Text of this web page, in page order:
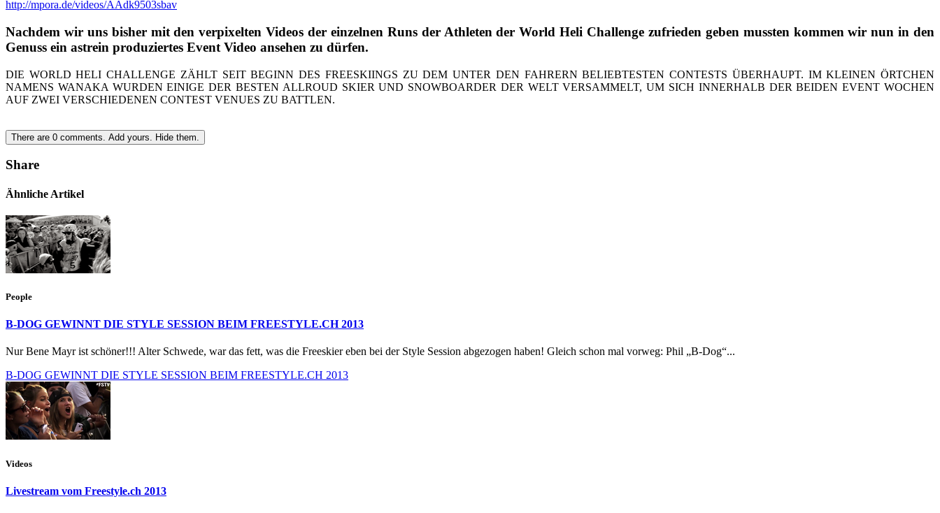
http://mpora.de/videos/AAdk9503sbav
Nachdem wir uns bisher mit den verpixelten Videos der einzelnen Runs der Athleten der World Heli Challenge zufrieden geben mussten kommen wir nun in den
Genuss ein astrein produziertes Event Video ansehen zu dürfen.
DIE WORLD HELI CHALLENGE ZÄHLT SEIT BEGINN DES FREESKIINGS ZU DEM UNTER DEN FAHRERN BELIEBTESTEN CONTESTS ÜBERHAUPT. IM KLEINEN ÖRTCHEN
NAMENS WANAKA WURDEN EINIGE DER BESTEN ALLROUD SKIER UND SNOWBOARDER DER WELT VERSAMMELT, UM SICH INNERHALB DER BEIDEN EVENT WOCHEN
AUF ZWEI VERSCHIEDENEN CONTEST VENUES ZU BATTLEN.
There are 0 comments. Add yours. Hide them.
Share
Ähnliche Artikel
People
B-DOG GEWINNT DIE STYLE SESSION BEIM FREESTYLE.CH 2013
Nur Bene Mayr ist schöner!!! Alter Schwede, war das fett, was die Freeskier eben bei der Style Session abgezogen haben! Gleich schon mal vorweg: Phil „B-Dog“...
B-DOG GEWINNT DIE STYLE SESSION BEIM FREESTYLE.CH 2013
Videos
Livestream vom Freestyle.ch 2013